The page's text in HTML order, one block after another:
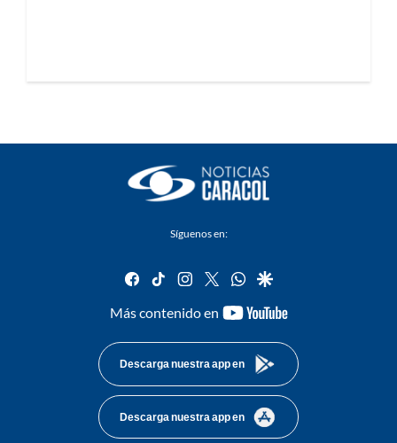
Síguenos en:
facebook
tiktok instagram
twitterwhatsapp
google
Más contenido en
youtube-
Descarga nuestra app en
Descarga nuestra app en